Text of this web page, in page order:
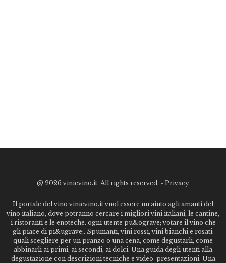
@ 2026 vinievino.it. All rights reserved. - Privacy
Il portale del vino vinievino.it vuol essere un aiuto agli amanti del
vino italiano, dove potranno cercare i migliori vini italiani, le cantine,
i ristoranti e le enoteche. ogni utente pu&ograve; votare il vino che
gli piace di pi&ugrave;. Spumanti, vini rossi, vini bianchi e rosati:
quali scegliere per un pranzo o una cena, come degustarli, come
abbinarli ai primi, ai secondi, ai dolci. Una guida degli utenti alla
degustazione con descrizioni tecniche e video-presentazioni. Una